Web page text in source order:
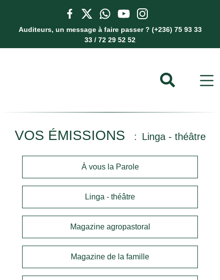
Auditeurs, un message à faire passer ? (+236) 75 93 33
33 / 72 29 52 52
VOS ÉMISSIONS Linga - théâtre
À vous la Parole
Linga - théâtre
Magazine agropastoral
Magazine de la famille